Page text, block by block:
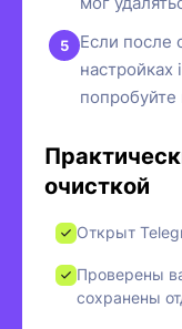
Если после
попробуйте
очисткой
Открыт
Проверены
сохранены